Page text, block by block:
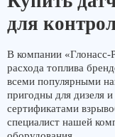
для
В компании «Глонасс-
расхода топлива
всеми популярными
пригодны для дизеля
сертификатами
специалист нашей